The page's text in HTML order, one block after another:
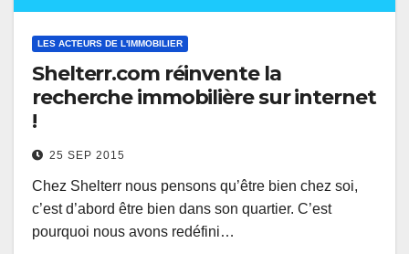
LES ACTEURS DE L'IMMOBILIER
Shelterr.com réinvente la
recherche immobilière sur internet
!
25 SEP 2015
Chez Shelterr nous pensons qu’être bien chez soi,
c’est d’abord être bien dans son quartier. C’est
pourquoi nous avons redéfini…